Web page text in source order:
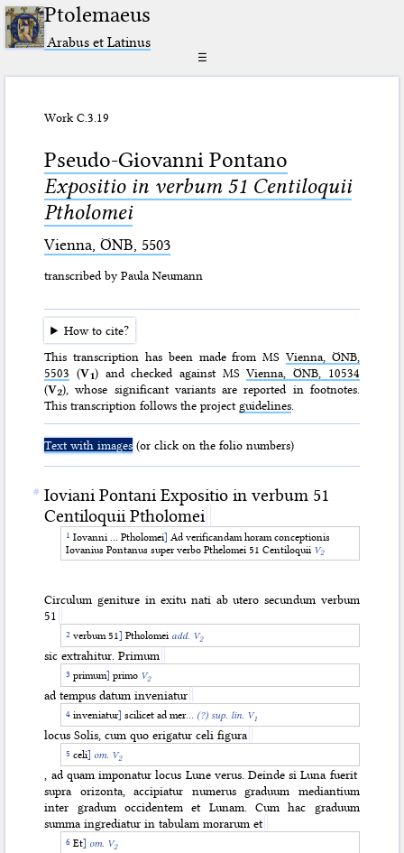
Ptolemaeus
Arabus et Latinus
☰
Work C.3.19
Pseudo-Giovanni Pontano
Expositio in verbum 51 Centiloquii
Ptholomei
Vienna, ÖNB, 5503
transcribed by Paula Neumann
How to cite?
This transcription has been made from MS Vienna, ÖNB,
5503 (V1) and checked against MSVienna, ÖNB, 10534
(V2), whose significant variants are reported in footnotes.
This transcription follows the project guidelines
Text with images (or click on the folio numbers)
Ioviani Pontani Expositio in verbum 51
Centiloquii Ptholomei
Iovanni … Ptholomei] Ad verificandam horam conceptionis
Iovanius Pontanus super verbo Pthelomei 51 Centiloquii V2
Circulum geniture in exitu nati ab utero secundum verbum
51
verbum 51] Ptholomei add. V2
sic extrahitur. Primum
primum] primo V2
ad tempus datum inveniatur
inveniatur] scilicet ad mer… (?) sup. lin. V1
locus Solis, cum quo erigatur celi figura
celi] om. V2
, ad quam imponatur locus Lune verus. Deinde si Luna fuerit
supra orizonta, accipiatur numerus graduum mediantium
inter gradum occidentem et Lunam. Cum hac graduum
summa ingrediatur in tabulam morarum et
Et] om. V2